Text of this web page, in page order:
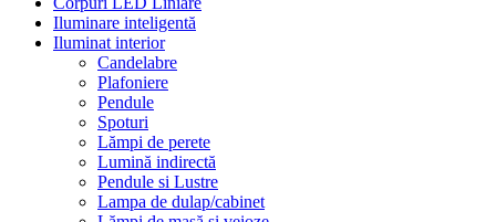
Iluminare inteligentă
Iluminat interior
Candelabre
Plafoniere
Pendule
Spoturi
Lămpi de perete
Lumină indirectă
Pendule si Lustre
Lampa de dulap/cabinet